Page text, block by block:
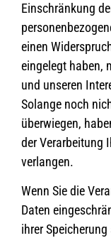
Einschränkung
einen
eingelegt haben,
und unseren
Solange noch
überwiegen,
der Verarbeitung
verlangen.
Wenn Sie die
Daten
ihrer